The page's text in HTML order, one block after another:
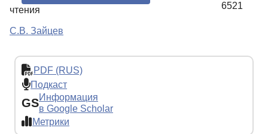
чтения
6521
С.В. Зайцев
PDF (RUS)
Подкаст
GSИнформация
в Google Scholar
Метрики